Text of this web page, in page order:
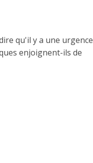
qu'il y a une urgence
enjoignent-ils de